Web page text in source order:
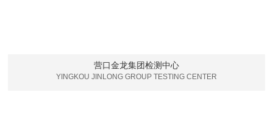
营口金龙集团检测中心
YINGKOU JINLONG GROUP TESTING CENTER